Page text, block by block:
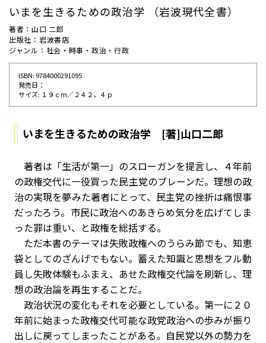
いまを生きるための政治学 （岩波現代全書）
著者：山口 二郎
出版社：岩波書店
ジャンル：社会・時事・政治・行政
ISBN: 9784000291095
発売⽇：
サイズ: １９ｃｍ／２４２，４ｐ
いまを生きるための政治学 [著]山口二郎
著者は「生活が第一」のスローガンを提言し、４年前
の政権交代に一役買った民主党のブレーンだ。理想の政
治の実現を夢みた著者にとって、民主党の挫折は痛恨事
だったろう。市民に政治へのあきらめ気分を広げてしま
った罪は重い、と政権を総括する。
ただ本書のテーマは失敗政権へのうらみ節でも、知恵
袋としてのざんげでもない。蓄えた知識と思想をフル動
員し失敗体験もふまえ、あせた政権交代論を刷新し、理
想の政治論を再生することだ。
政治状況の変化もそれを必要としている。第一に２０
年前に始まった政権交代可能な政党政治への歩みが振り
出しに戻ってしまったことがある。自民党以外の勢力を